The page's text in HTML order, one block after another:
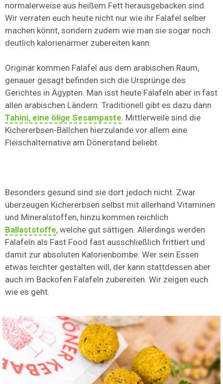
normalerweise aus heißem Fett herausgebacken sind.
Wir verraten euch heute nicht nur wie ihr Falafel selber
machen könnt, sondern zudem wie man sie sogar noch
deutlich kalorienärmer zubereiten kann.
Originär kommen Falafel aus dem arabischen Raum,
genauer gesagt befinden sich die Ursprünge des
Gerichtes in Ägypten. Man isst heute Falafeln aber in fast
allen arabischen Ländern. Traditionell gibt es dazu dann
Tahini, eine ölige Sesampaste. Mittlerweile sind die
Kichererbsen-Bällchen hierzulande vor allem eine
Fleischalternative am Dönerstand beliebt.
Besonders gesund sind sie dort jedoch nicht. Zwar
überzeugen Kichererbsen selbst mit allerhand Vitaminen
und Mineralstoffen, hinzu kommen reichlich
Ballaststoffe, welche gut sättigen. Allerdings werden
Falafeln als Fast Food fast ausschließlich frittiert und
damit zur absoluten Kalorienbombe. Wer sein Essen
etwas leichter gestalten will, der kann stattdessen aber
auch im Backofen Falafeln zubereiten. Wir zeigen euch
wie es geht.